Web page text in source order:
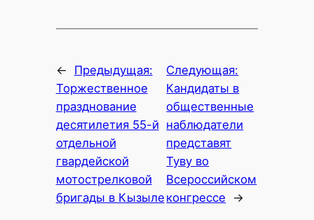
←
Предыдущая:
Торжественное
празднование
десятилетия 55-й
отдельной
гвардейской
мотострелковой
бригады в Кызыле
Следующая:
Кандидаты в
общественные
наблюдатели
представят
Туву во
Всероссийском
конгрессе
→